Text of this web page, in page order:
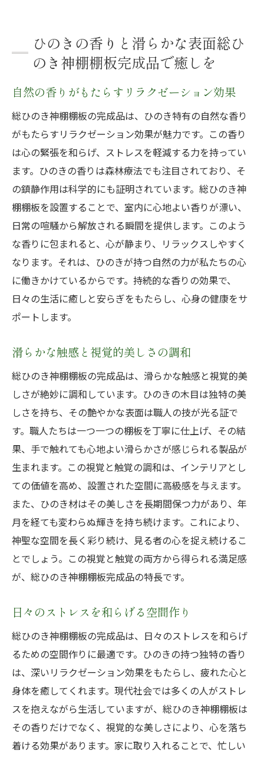
ひのきの香りと滑らかな表面総ひ
のき神棚棚板完成品で癒しを
自然の香りがもたらすリラクゼーション効果
総ひのき神棚棚板の完成品は、ひのき特有の自然な香り
がもたらすリラクゼーション効果が魅力です。この香り
は心の緊張を和らげ、ストレスを軽減する力を持ってい
ます。ひのきの香りは森林療法でも注目されており、そ
の鎮静作用は科学的にも証明されています。総ひのき神
棚棚板を設置することで、室内に心地よい香りが漂い、
日常の喧騒から解放される瞬間を提供します。このよう
な香りに包まれると、心が静まり、リラックスしやすく
なります。それは、ひのきが持つ自然の力が私たちの心
に働きかけているからです。持続的な香りの効果で、
日々の生活に癒しと安らぎをもたらし、心身の健康をサ
ポートします。
滑らかな触感と視覚的美しさの調和
総ひのき神棚棚板の完成品は、滑らかな触感と視覚的美
しさが絶妙に調和しています。ひのきの木目は独特の美
しさを持ち、その艶やかな表面は職人の技が光る証で
す。職人たちは一つ一つの棚板を丁寧に仕上げ、その結
果、手で触れても心地よい滑らかさが感じられる製品が
生まれます。この視覚と触覚の調和は、インテリアとし
ての価値を高め、設置された空間に高級感を与えます。
また、ひのき材はその美しさを長期間保つ力があり、年
月を経ても変わらぬ輝きを持ち続けます。これにより、
神聖な空間を長く彩り続け、見る者の心を捉え続けるこ
とでしょう。この視覚と触覚の両方から得られる満足感
が、総ひのき神棚棚板完成品の特長です。
日々のストレスを和らげる空間作り
総ひのき神棚棚板の完成品は、日々のストレスを和らげ
るための空間作りに最適です。ひのきの持つ独特の香り
は、深いリラクゼーション効果をもたらし、疲れた心と
身体を癒してくれます。現代社会では多くの人がストレ
スを抱えながら生活していますが、総ひのき神棚棚板は
その香りだけでなく、視覚的な美しさにより、心を落ち
着ける効果があります。家に取り入れることで、忙しい